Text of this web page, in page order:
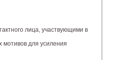
лица, участвующими в
мотивов для усиления